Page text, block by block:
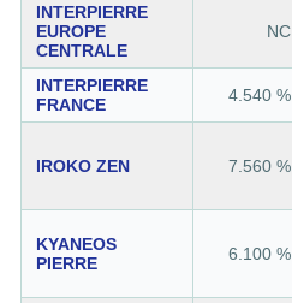
INTERPIERRE
EUROPE
CENTRALE
NC
INTERPIERRE
FRANCE
4.540 %
IROKO ZEN 7.560 %
KYANEOS
PIERRE
6.100 %